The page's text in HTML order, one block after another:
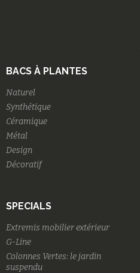
BACS À PLANTES
Naturel
Synthétique
Céramique
Métal
Design
Décoratif
SPECIALS
Extremis mobilier extérieur
G-Line
Colonnes Vertes: le jardin
suspendu